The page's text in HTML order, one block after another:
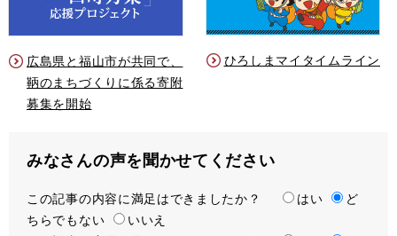
広島県と福山市が共同で、
鞆のまちづくりに係る寄附
募集を開始
ひろしまマイタイムライン
みなさんの声を聞かせてください
満
足
この記事の内容に満足はできましたか？ はい
ど
ちらでもない
いいえ